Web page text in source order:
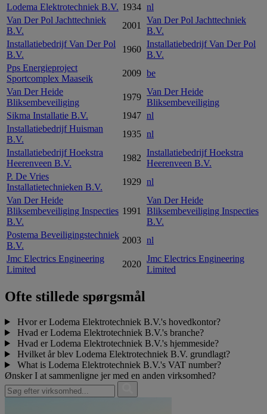
Lodema Elektrotechniek B.V. 1934 nl
Van Der Pol Jachttechniek
B.V.
2001
Van Der Pol Jachttechniek
B.V.
Installatiebedrijf Van Der Pol
B.V.
1960
Installatiebedrijf Van Der Pol
B.V.
Pps Energieproject
Sportcomplex Maaseik
2009 be
Van Der Heide
Bliksembeveiliging
1979
Van Der Heide
Bliksembeveiliging
Sikma Installatie B.V.
1947 nl
Installatiebedrijf Huisman
B.V.
1935 nl
Installatiebedrijf Hoekstra
Heerenveen B.V.
1982
Installatiebedrijf Hoekstra
Heerenveen B.V.
P. De Vries
Installatietechnieken B.V.
1929 nl
Van Der Heide
Bliksembeveiliging Inspecties
B.V.
1991
Van Der Heide
Bliksembeveiliging Inspecties
B.V.
Postema Beveiligingstechniek
B.V.
2003 nl
Jmc Electrics Engineering
Limited
2020
Jmc Electrics Engineering
Limited
Ofte stillede spørgsmål
Hvor er Lodema Elektrotechniek B.V.'s hovedkontor?
Hvad er Lodema Elektrotechniek B.V.'s branche?
Hvad er Lodema Elektrotechniek B.V.'s hjemmeside?
Hvilket år blev Lodema Elektrotechniek B.V. grundlagt?
What is Lodema Elektrotechniek B.V.'s VAT number?
Ønsker I at sammenligne jer med en anden virksomhed?